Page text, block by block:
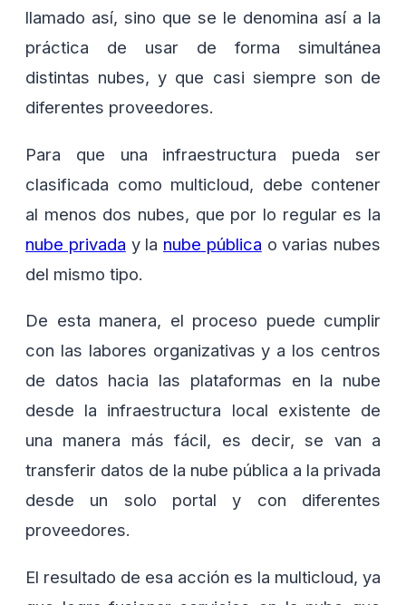
llamado así, sino que se le denomina así a la
práctica de usar de forma simultánea
distintas nubes, y que casi siempre son de
diferentes proveedores.
Para que una infraestructura pueda ser
clasificada como multicloud, debe contener
al menos dos nubes, que por lo regular es la
nube privada y la nube pública o varias nubes
del mismo tipo.
De esta manera, el proceso puede cumplir
con las labores organizativas y a los centros
de datos hacia las plataformas en la nube
desde la infraestructura local existente de
una manera más fácil, es decir, se van a
transferir datos de la nube pública a la privada
desde un solo portal y con diferentes
proveedores.
El resultado de esa acción es la multicloud, ya